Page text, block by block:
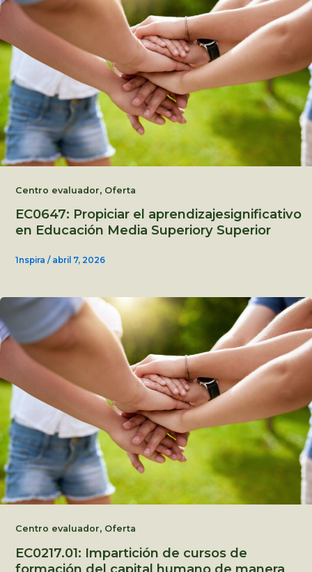
Centro evaluador, Oferta
EC0647: Propiciar el aprendizajesignificativo
en Educación Media Superiory Superior
1nspira / abril 7, 2026
Centro evaluador, Oferta
EC0217.01: Impartición de cursos de
formación del capital humano de manera